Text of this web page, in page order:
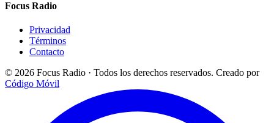
Focus Radio
Privacidad
Términos
Contacto
© 2026 Focus Radio · Todos los derechos reservados. Creado por
Código Móvil